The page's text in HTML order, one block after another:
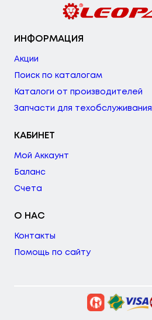
ИНФОРМАЦИЯ
Акции
Поиск по каталогам
Каталоги от производителей
Запчасти для техобслуживания
КАБИНЕТ
Мой Аккаунт
Баланс
Счета
О НАС
Контакты
Помощь по сайту